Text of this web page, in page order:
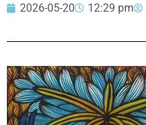
2026-05-20 12:29 pm